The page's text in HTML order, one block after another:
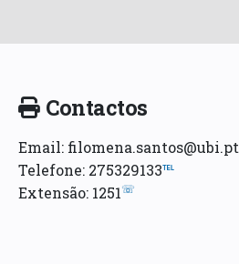
Contactos
Email: filomena.santos@ubi.pt
Telefone: 275329133℡
Extensão: 1251☏